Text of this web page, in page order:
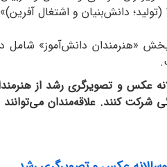
عکس و تصویرگری رشد از
شرکت کنند. علاقه‌مندان